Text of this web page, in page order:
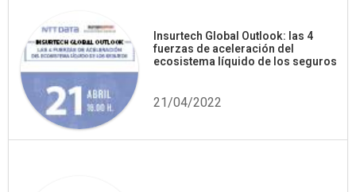
Insurtech Global Outlook: las 4
fuerzas de aceleración del
ecosistema líquido de los seguros
21/04/2022